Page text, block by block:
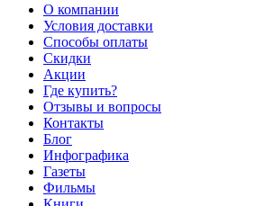
О компании
Условия доставки
Способы оплаты
Скидки
Акции
Где купить?
Отзывы и вопросы
Контакты
Блог
Инфографика
Газеты
Фильмы